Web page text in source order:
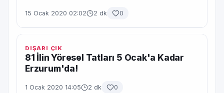
15 Ocak 2020 02:02 2 dk 0
DIŞARI ÇIK
81 İlin Yöresel Tatları 5 Ocak'a Kadar
Erzurum'da!
1 Ocak 2020 14:05 2 dk 0